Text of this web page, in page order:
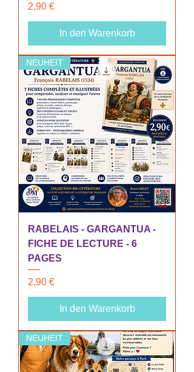
Preis
2,90 €
In den Warenkorb
NEUHEIT
RABELAIS - GARGANTUA -
FICHE DE LECTURE - 6
PAGES
Preis
2,90 €
In den Warenkorb
NEUHEIT